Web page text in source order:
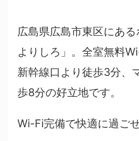
広島県広島市東区にあ
よりしろ」。全室無料
新幹線口より徒歩3分、
歩8分の好立地です。
Wi-Fi完備で快適に過ごせ